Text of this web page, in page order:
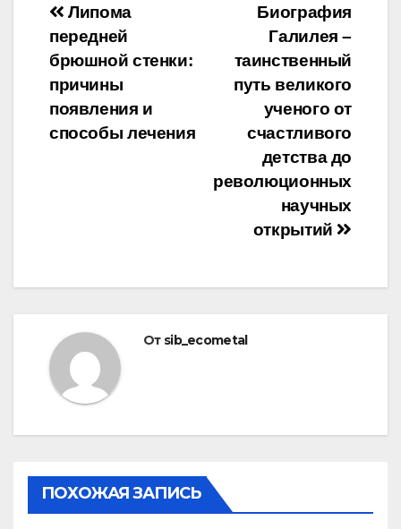
Навигация
по
записям
Биография
Галилея –
таинственный
путь великого
ученого от
счастливого
детства до
революционных
научных
открытий
Липома
передней
брюшной стенки:
причины
появления и
способы лечения
От sib_ecometal
ПОХОЖАЯ ЗАПИСЬ